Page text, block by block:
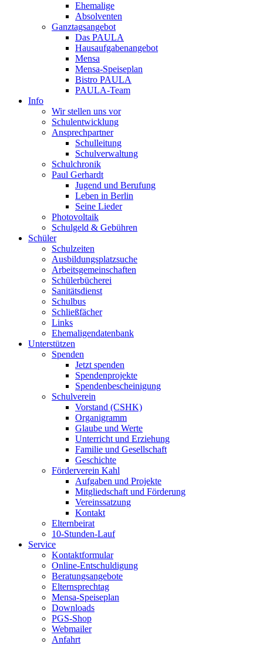
Ehemalige
Absolventen
Ganztagsangebot
Das PAULA
Hausaufgabenangebot
Mensa
Mensa-Speiseplan
Bistro PAULA
PAULA-Team
Info
Wir stellen uns vor
Schulentwicklung
Ansprechpartner
Schulleitung
Schulverwaltung
Schulchronik
Paul Gerhardt
Jugend und Berufung
Leben in Berlin
Seine Lieder
Photovoltaik
Schulgeld & Gebühren
Schüler
Schulzeiten
Ausbildungsplatzsuche
Arbeitsgemeinschaften
Schülerbücherei
Sanitätsdienst
Schulbus
Schließfächer
Links
Ehemaligendatenbank
Unterstützen
Spenden
Jetzt spenden
Spendenprojekte
Spendenbescheinigung
Schulverein
Vorstand (CSHK)
Organigramm
Glaube und Werte
Unterricht und Erziehung
Familie und Gesellschaft
Geschichte
Förderverein Kahl
Aufgaben und Projekte
Mitgliedschaft und Förderung
Vereinssatzung
Kontakt
Elternbeirat
10-Stunden-Lauf
Service
Kontaktformular
Online-Entschuldigung
Beratungsangebote
Elternsprechtag
Mensa-Speiseplan
Downloads
PGS-Shop
Webmailer
Anfahrt